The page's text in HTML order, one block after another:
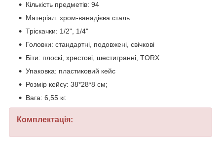
Кількість предметів: 94
Матеріал: хром-ванадієва сталь
Тріскачки: 1/2", 1/4"
Головки: стандартні, подовжені, свічкові
Біти: плоскі, хрестові, шестигранні, TORX
Упаковка: пластиковий кейс
Розмір кейсу: 38*28*8 см;
Вага: 6,55 кг.
Комплектація: